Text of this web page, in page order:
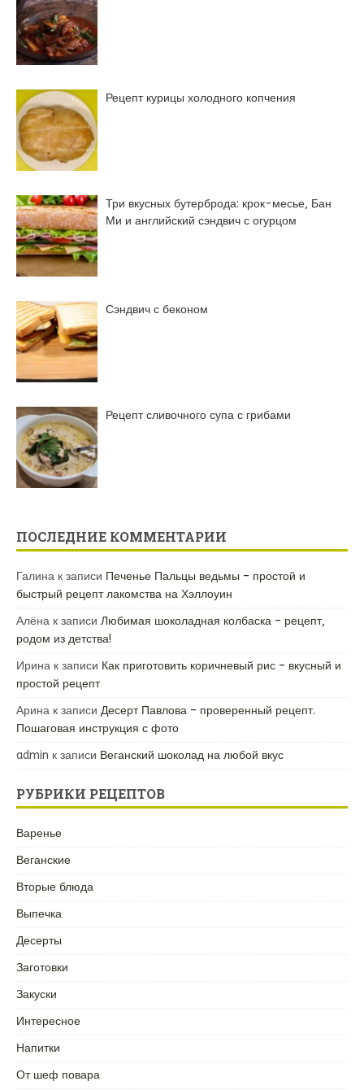
Рецепт курицы холодного копчения
Три вкусных бутерброда: крок-месье, Бан
Ми и английский сэндвич с огурцом
Сэндвич с беконом
Рецепт сливочного супа с грибами
ПОСЛЕДНИЕ КОММЕНТАРИИ
Галина к записи Печенье Пальцы ведьмы – простой и
быстрый рецепт лакомства на Хэллоуин
Алёна к записи Любимая шоколадная колбаска – рецепт,
родом из детства!
Ирина к записи Как приготовить коричневый рис – вкусный и
простой рецепт
Арина к записи Десерт Павлова – проверенный рецепт.
Пошаговая инструкция с фото
admin к записи Веганский шоколад на любой вкус
РУБРИКИ РЕЦЕПТОВ
Варенье
Веганские
Вторые блюда
Выпечка
Десерты
Заготовки
Закуски
Интересное
Напитки
От шеф повара